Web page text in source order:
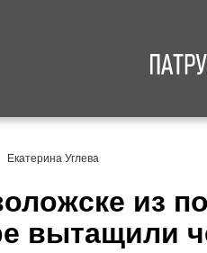
Екатерина Углева
из
вытащили